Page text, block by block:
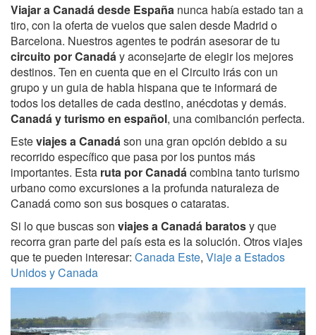
Viajar a Canadá desde España nunca había estado tan a
tiro, con la oferta de vuelos que salen desde Madrid o
Barcelona. Nuestros agentes te podrán asesorar de tu
circuito por Canadá y aconsejarte de elegir los mejores
destinos. Ten en cuenta que en el Circuito irás con un
grupo y un guia de habla hispana que te informará de
todos los detalles de cada destino, anécdotas y demás.
Canadá y turismo en español, una comibanción perfecta.
Esteviajes a Canadá son una gran opción debido a su
recorrido específico que pasa por los puntos más
importantes. Esta ruta por Canadá combina tanto turismo
urbano como excursiones a la profunda naturaleza de
Canadá como son sus bosques o cataratas.
Si lo que buscas son viajes a Canadá baratosy que
recorra gran parte del país esta es la solución. Otros viajes
que te pueden interesar: Canada Este, Viaje a Estados
Unidos y Canada